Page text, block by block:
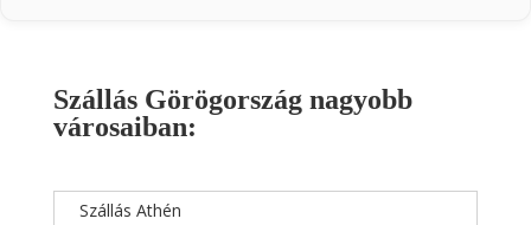
Szállás Görögország nagyobb
városaiban:
Szállás Athén